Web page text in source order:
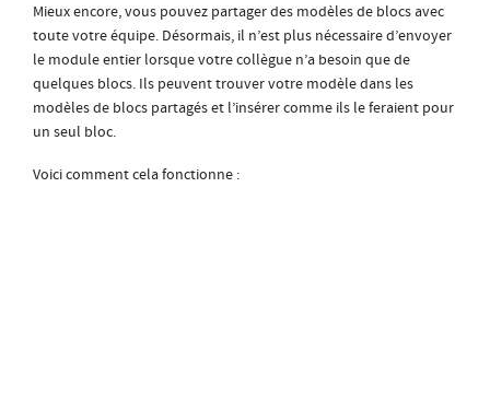
Mieux encore, vous pouvez partager des modèles de blocs avec
toute votre équipe. Désormais, il n’est plus nécessaire d’envoyer
le module entier lorsque votre collègue n’a besoin que de
quelques blocs. Ils peuvent trouver votre modèle dans les
modèles de blocs partagés et l’insérer comme ils le feraient pour
un seul bloc.
Voici comment cela fonctionne :